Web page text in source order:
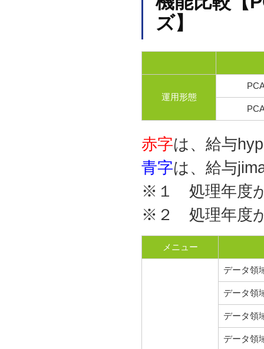
ズ】
運用形態
赤字は、給与
青字は、給与
※１ 処理年度
※２ 処理年度
メニュー
データ領
データ領
データ領
データ領